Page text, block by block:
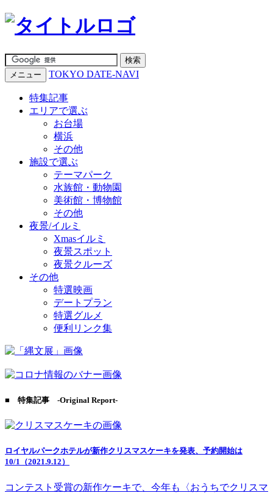
メニュー TOKYO DATE-NAVI
特集記事
エリアで選ぶ
お台場
横浜
その他
施設で選ぶ
テーマパーク
水族館・動物園
美術館・博物館
その他
夜景/イルミ
Xmasイルミ
夜景スポット
夜景クルーズ
その他
特選映画
デートプラン
特選グルメ
便利リンク集
■ 特集記事 -Original Report-
ロイヤルパークホテルが新作クリスマスケーキを発表、予約開始は
10/1（2021.9.12）
コンテスト受賞の新作ケーキで、今年も〈おうちでクリスマ